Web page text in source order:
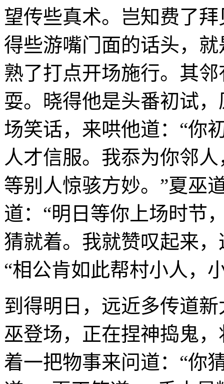
望传些真术。岂知费了
得些游嘴门面的话头，
熟了打点开场施行。其
耍。晓得他是头番初试
场笑话，来哄他道：“你
人才信服。我忝为你邻
等别人惊骇方妙。”夏巫
道：“明日等你上场时节
猜就着。我就赞叹起来
“相公肯如此帮村小人，
到得明日，远近多传道
巫登场，正在捏神捣鬼
着一把物事来问道：“你